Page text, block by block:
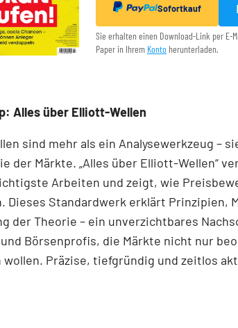
Sofortkauf
Sie erhalten einen Download-Link per E-
Paper in Ihrem Konto herunterladen.
Alles über Elliott-Wellen
sind mehr als ein Analysewerkzeug –
der Märkte. „Alles über Elliott-Wellen“
Arbeiten und zeigt, wie
Dieses Standardwerk erklärt Prinzipien,
der Theorie – ein unverzichtbares
Börsenprofis, die Märkte nicht nur
Präzise, tiefgründig und zeitlos